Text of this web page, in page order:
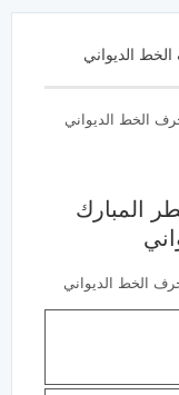
الديواني
المبارك
الخط الديواني